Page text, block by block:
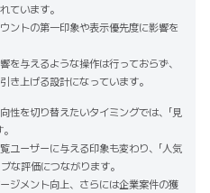
ています。
ントの第一印象や表示優先度に影響を
を与えるような操作は行っておらず、
き上げる設計になっています。
性を切り替えたいタイミングでは、「見
ユーザーに与える印象も変わり、「人気
ブな評価につながります。
ジメント向上、さらには企業案件の獲